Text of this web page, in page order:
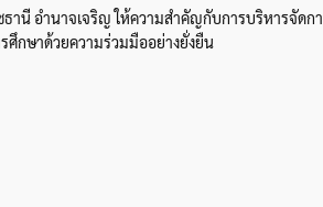
านี อำนาจเจริญ ให้ความสำคัญกับการบริหารจัดก
ศึกษาด้วยความร่วมมืออย่างยั่งยืน